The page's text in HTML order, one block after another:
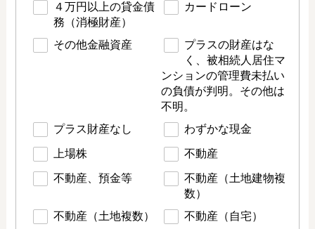
４万円以上の貸金債
務（消極財産）
カードローン
その他金融資産
プラスの財産はな
く、被相続人居住マ
ンションの管理費未払い
の負債が判明。その他は
不明。
プラス財産なし
わずかな現金
上場株 不動産
不動産、預金等
不動産（土地建物複
数）
不動産（土地複数）
不動産（自宅）